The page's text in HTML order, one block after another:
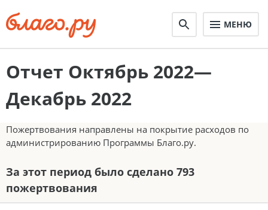
МЕНЮ
Отчет Октябрь 2022—
Декабрь 2022
Пожертвования направлены на покрытие расходов по
администрированию Программы Благо.ру.
За этот период было сделано 793
пожертвования